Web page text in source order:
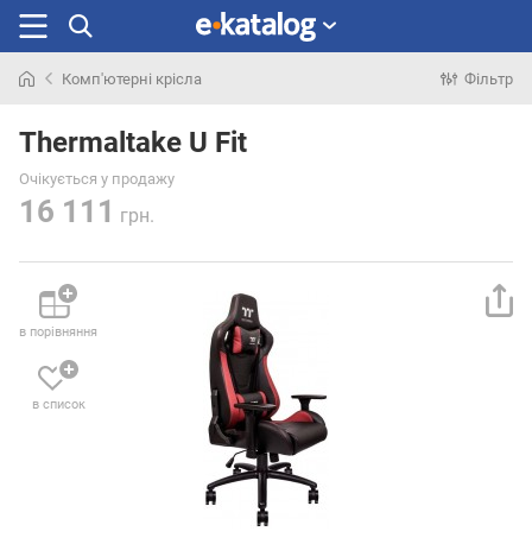
раніше
Комп'ютерні крісла Фільтр
Thermaltake U Fit
Очікується у продажу
16 111 грн.
в порівняння
в список